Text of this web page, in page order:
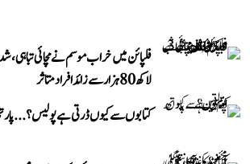
لاکھ 80 ہزار سے زائد افراد متاثر
کتابوں سے کیوں ڈرتی ہے